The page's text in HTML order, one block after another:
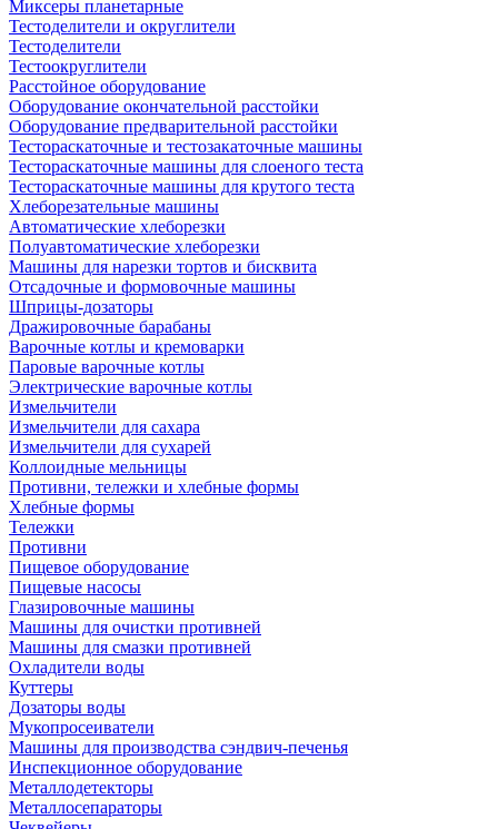
Миксеры планетарные
Тестоделители и округлители
Тестоделители
Тестоокруглители
Расстойное оборудование
Оборудование окончательной расстойки
Оборудование предварительной расстойки
Тестораскаточные и тестозакаточные машины
Тестораскаточные машины для слоеного теста
Тестораскаточные машины для крутого теста
Хлеборезательные машины
Автоматические хлеборезки
Полуавтоматические хлеборезки
Машины для нарезки тортов и бисквита
Отсадочные и формовочные машины
Шприцы-дозаторы
Дражировочные барабаны
Варочные котлы и кремоварки
Паровые варочные котлы
Электрические варочные котлы
Измельчители
Измельчители для сахара
Измельчители для сухарей
Коллоидные мельницы
Противни, тележки и хлебные формы
Хлебные формы
Тележки
Противни
Пищевое оборудование
Пищевые насосы
Глазировочные машины
Машины для очистки противней
Машины для смазки противней
Охладители воды
Куттеры
Дозаторы воды
Мукопросеиватели
Машины для производства сэндвич-печенья
Инспекционное оборудование
Металлодетекторы
Металлосепараторы